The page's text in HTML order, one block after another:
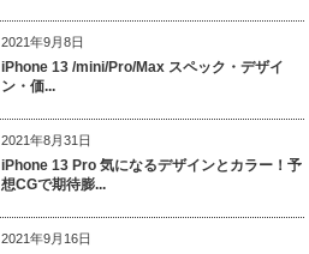
2021年9月8日
iPhone 13 /mini/Pro/Max スペック・デザイ
ン・価...
2021年8月31日
iPhone 13 Pro 気になるデザインとカラー！予
想CGで期待膨...
2021年9月16日